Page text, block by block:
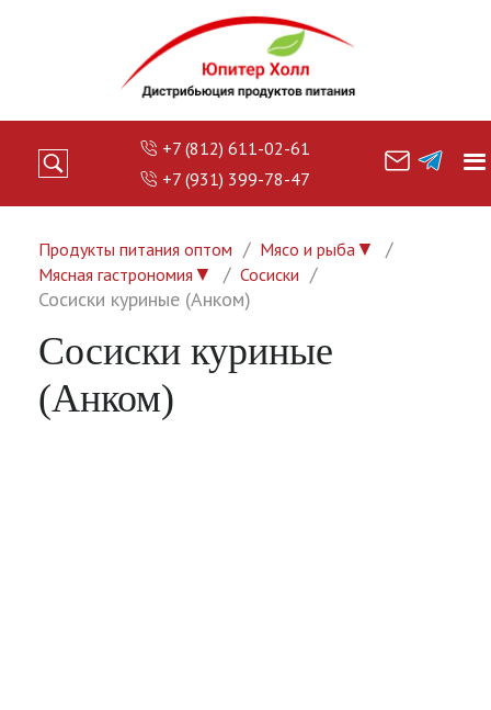
+7 (812) 611-02-61
+7 (931) 399-78-47
Продукты питания оптом Мясо и рыба▼
Мясная гастрономия ▼ Сосиски
Сосиски куриные (Анком)
Сосиски куриные
(Анком)